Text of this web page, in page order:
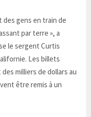
des gens en train de
par terre », a
le sergent Curtis
Les billets
milliers de dollars au
être remis à un